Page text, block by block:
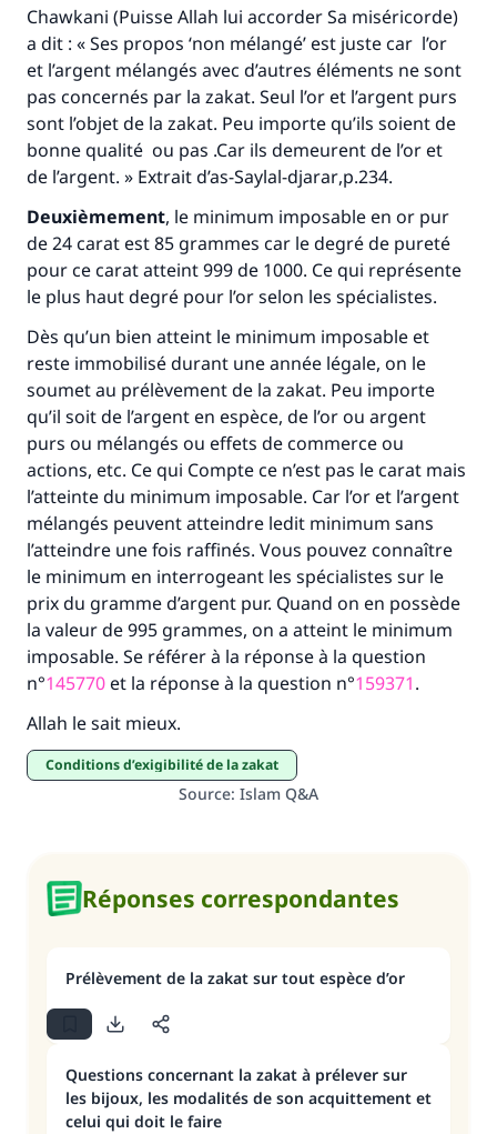
Chawkani (Puisse Allah lui accorder Sa miséricorde)
a dit : « Ses propos ‘non mélangé’ est juste car l’or
et l’argent mélangés avec d’autres éléments ne sont
pas concernés par la zakat. Seul l’or et l’argent purs
sont l’objet de la zakat. Peu importe qu’ils soient de
bonne qualité ou pas .Car ils demeurent de l’or et
de l’argent. » Extraitd’as-Saylal-djarar,p.234.
Deuxièmement, le minimum imposable en or pur
de 24 carat est 85 grammes car le degré de pureté
pour ce carat atteint 999 de 1000. Ce qui représente
le plus haut degré pour l’or selon les spécialistes.
Dès qu’un bien atteint le minimum imposable et
reste immobilisé durant une année légale, on le
soumet au prélèvement de la zakat. Peu importe
qu’il soit de l’argent en espèce, de l’or ou argent
purs ou mélangés ou effets de commerce ou
actions, etc. Ce qui Compte ce n’est pas le carat mais
l’atteinte du minimum imposable. Car l’or et l’argent
mélangés peuvent atteindre ledit minimum sans
l’atteindre une fois raffinés. Vous pouvez connaître
le minimum en interrogeant les spécialistes sur le
prix du gramme d’argent pur. Quand on en possède
la valeur de 995 grammes, on a atteint le minimum
imposable. Se référer à la réponse à la question
n°145770 et la réponse à la question n°159371.
Allah le sait mieux.
conditions d’exigibilité de la zakat
Source: Islam Q&A
Réponses correspondantes
Prélèvement de la zakat sur tout espèce d’or
Questions concernant la zakat à prélever sur
les bijoux, les modalités de son acquittement et
celui qui doit le faire
Faites une différence dans la vie de
millions de personnes grâce à votre
contribution
Aidez nous à apporter des réponses.
Le Messager d'Allah (Paix sur lui) a dit:
"Celui qui indique une bonne action obtient la
même récompense que celui qui le fait."
(MOUSLIM 1893)
Soutenez IslamQA